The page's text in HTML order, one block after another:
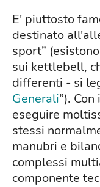
E' piuttosto
destinato
sport”
sui kettlebell,
differenti - si
Generali”).
eseguire
stessi
manubri e
complessi
componente